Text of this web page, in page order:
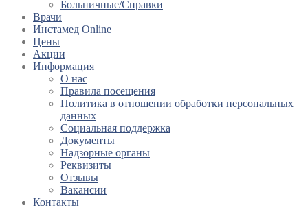
Больничные/Справки
Врачи
Инстамед Online
Цены
Акции
Информация
О нас
Правила посещения
Политика в отношении обработки персональных
данных
Социальная поддержка
Документы
Надзорные органы
Реквизиты
Отзывы
Вакансии
Контакты